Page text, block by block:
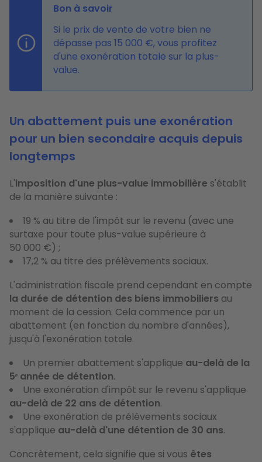
Bon à savoir
Si le prix de vente de votre bien ne
dépasse pas 15 000 €, vous profitez
d'une exonération totale sur la plus-
value.
Un abattement puis une exonération
pour un bien secondaire acquis depuis
longtemps
L'imposition d'une plus-value immobilière s'établit
de la manière suivante :
19 % au titre de l'impôt sur le revenu (avec une
surtaxe pour toute plus-value supérieure à
50 000 €) ;
17,2 % au titre des prélèvements sociaux.
L'administration fiscale prend cependant en compte
la durée de détention des biens immobiliers au
moment de la cession. Cela commence par un
abattement (en fonction du nombre d'années),
jusqu'à l'exonération totale.
Un premier abattement s'applique au-delà de la
5ᵉ année de détention.
Une exonération d'impôt sur le revenu s'applique
au-delà de 22 ans de détention.
Une exonération de prélèvements sociaux
s'applique au-delà d'une détention de 30 ans.
Concrètement, cela signifie que si vous êtes